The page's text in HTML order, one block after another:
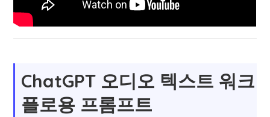
ChatGPT 오디오 텍스트 워크
플로용 프롬프트